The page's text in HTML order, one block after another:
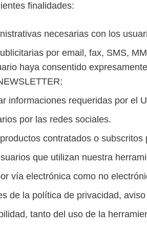
finalidades:
necesarias con los
por email, fax, SMS,
haya consentido
informaciones requeridas por el
por las redes sociales.
contratados o subscritos
que utilizan nuestra
vía electrónica como no
de la política de privacidad,
tanto del uso de la